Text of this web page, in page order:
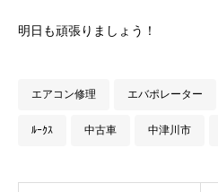
明日も頑張りましょう！
エアコン修理 エバポレーター
ﾙｰｸｽ 中古車 中津川市